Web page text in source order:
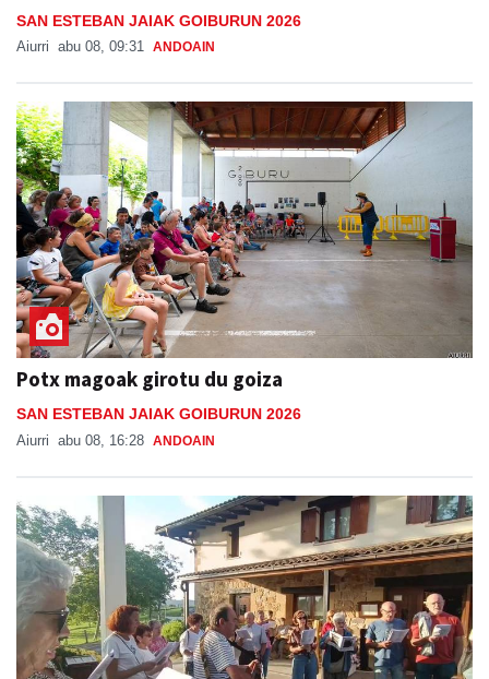
SAN ESTEBAN JAIAK GOIBURUN 2026
Aiurri abu 08, 09:31 ANDOAIN
Potx magoak girotu du goiza
SAN ESTEBAN JAIAK GOIBURUN 2026
Aiurri abu 08, 16:28 ANDOAIN